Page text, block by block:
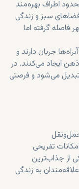
اطراف بهره‌مند
سبز و زندگی
فاصله گرفته اما
جریان دارند و
ایجاد می‌کنند. در
می‌شود و فرصتی
تفریحی
از جذاب‌ترین
به زندگی